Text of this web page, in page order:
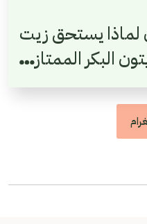
لماذا يستحق زيت
البكر الممتاز…